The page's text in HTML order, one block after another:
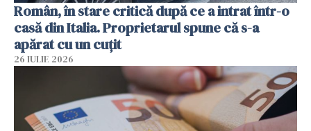
Român, în stare critică după ce a intrat într-o
casă din Italia. Proprietarul spune că s-a
apărat cu un cuțit
26 IULIE 2026